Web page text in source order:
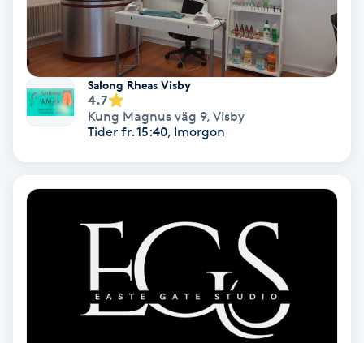
Koppningsmassage
Kosmetisk tatuering
Kostrådgivning
Kroppspeeling
Käkledsbehandling
Salong Rheas Visby
4.7
Kung Magnus väg 9, Visby
Tider fr. 15:40, Imorgon